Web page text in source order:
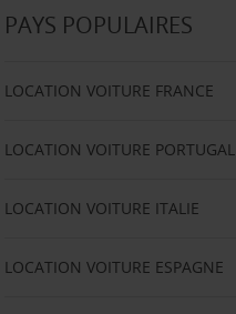
PAYS POPULAIRES
LOCATION VOITURE FRANCE
LOCATION VOITURE PORTUGAL
LOCATION VOITURE ITALIE
LOCATION VOITURE ESPAGNE